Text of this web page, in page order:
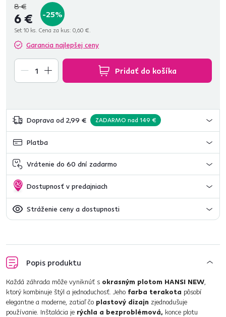
8 €
6 € -25%
Set 10 ks. Cena za kus: 0,60 €.
Garancia najlepšej ceny
Pridať do košíka
Doprava od 2,99 € ZADARMO nad 149 €
Platba
Vrátenie do 60 dní zadarmo
Dostupnosť v predajniach
Stráženie ceny a dostupnosti
Popis produktu
Každá záhrada môže vyniknúť s okrasným plotom HANSI NEW,
ktorý kombinuje štýl a jednoduchosť. Jeho farba terakota pôsobí
elegantne a moderne, zatiaľ čo plastový dizajn zjednodušuje
používanie. Inštalácia je rýchla a bezproblémová, konce plotu